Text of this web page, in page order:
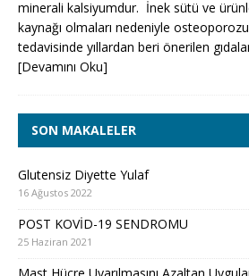
minerali kalsiyumdur. İnek sütü ve
kaynağı olmaları nedeniyle
tedavisinde yıllardan beri önerilen
[Devamını Oku]
SON MAKALELER
Glutensiz Diyette Yulaf
16 Ağustos 2022
POST KOVİD-19 SENDROMU
25 Haziran 2021